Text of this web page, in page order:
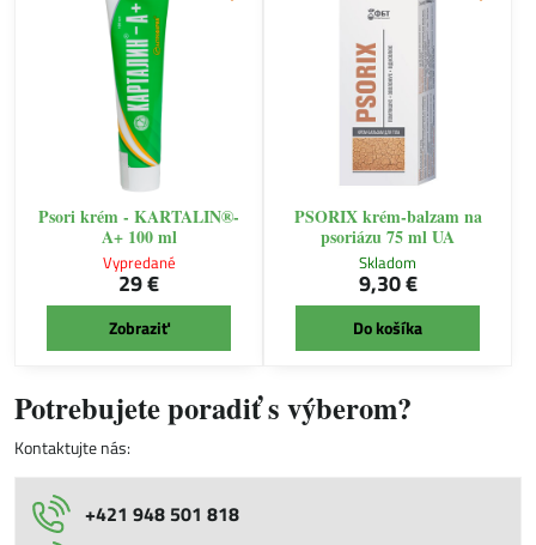
Psori krém - KARTALIN®-
A+ 100 ml
Vypredané
29 €
Zobraziť
PSORIX krém-balzam na
psoriázu 75 ml UA
Skladom
9,30 €
Do košíka
Potrebujete poradiť s výberom?
Kontaktujte nás:
+421 948 501 818